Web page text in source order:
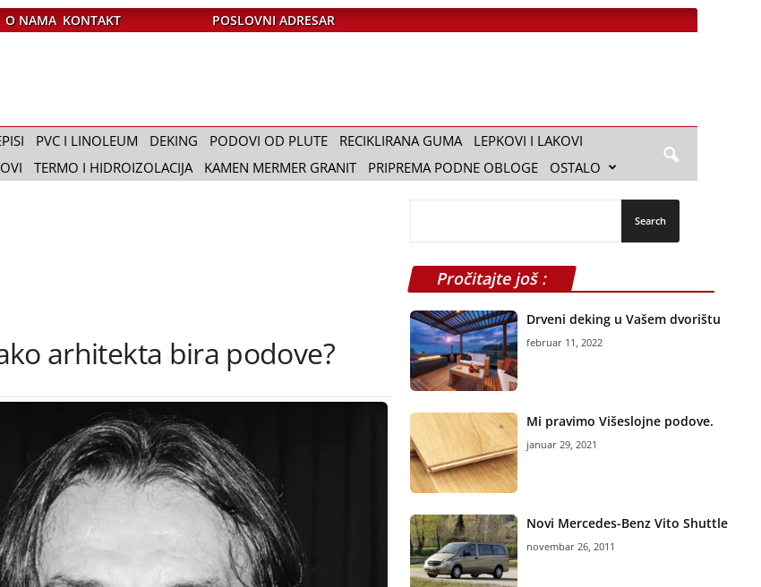
O NAMA KONTAKT POSLOVNI ADRESAR
PVC I LINOLEUM DEKING PODOVI OD PLUTE RECIKLIRANA GUMA
LEPKOVI I LAKOVI
TERMO I HIDROIZOLACIJA KAMEN MERMER GRANIT PRIPREMA PODNE OBLOGE OSTALO
arhitekta bira podove?
Pročitajte još :
Drveni deking u Vašem dvorištu
februar 11, 2022
Mi pravimo Višeslojne podove.
januar 29, 2021
Novi Mercedes-Benz Vito Shuttle
novembar 26, 2011